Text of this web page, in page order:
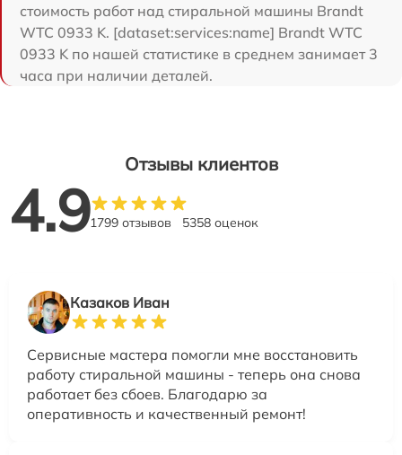
стоимость работ над стиральной машины Brandt
WTC 0933 K. [dataset:services:name] Brandt WTC
0933 K по нашей статистике в среднем занимает 3
часа при наличии деталей.
Отзывы клиентов
4.91799 отзывов 5358 оценок
Казаков Иван
Сервисные мастера помогли мне восстановить
работу стиральной машины - теперь она снова
работает без сбоев. Благодарю за
оперативность и качественный ремонт!